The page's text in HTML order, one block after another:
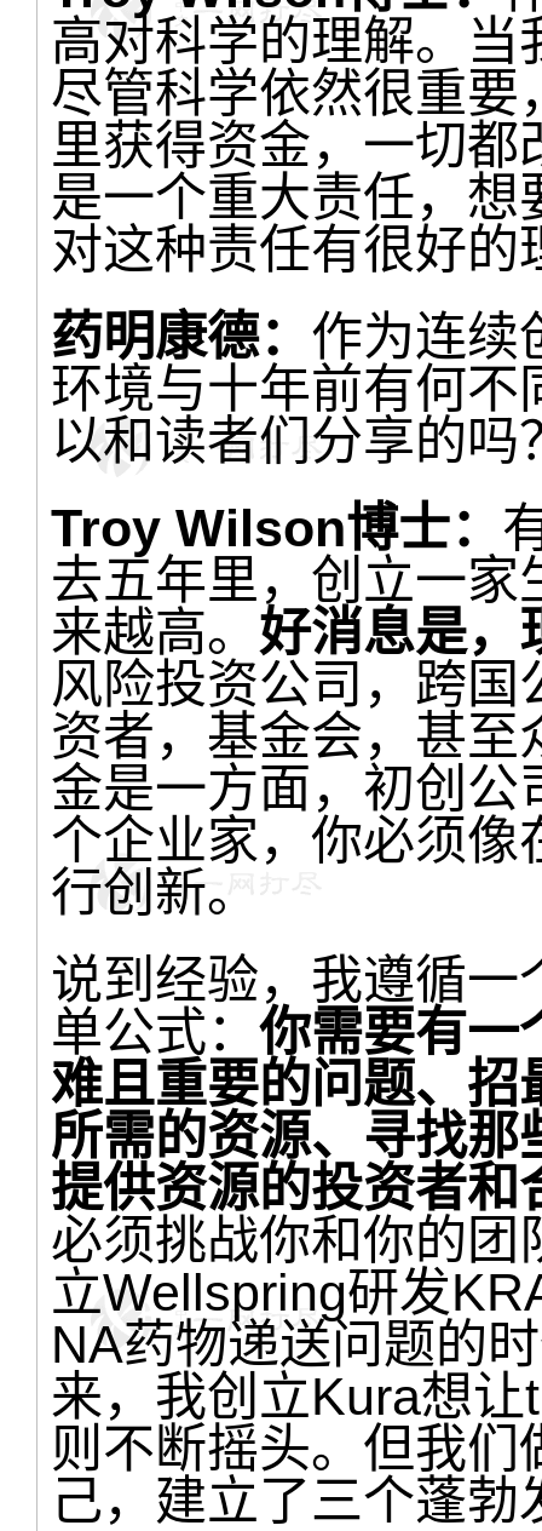
高对科学的理解。
尽管科学依然很重要
里获得资金，一切
是一个重大责任，
对这种责任有很好的
药明康德： 作为连续
环境与十年前有何不
以和读者们分享的吗
Troy Wilson博士：
去五年里，创立一
来越高。 好消息是，
风险投资公司，跨
资者，基金会，甚
金是一方面，初创
个企业家，你必须像
行创新。
说到经验，我遵循
单公式： 你需要有一
难且重要的问题、招
所需的资源、寻找
提供资源的投资者和
必须挑战你和你的团
立Wellspring研发
NA药物递送问题的
来，我创立Kura想
则不断摇头。但我
己，建立了三个蓬勃